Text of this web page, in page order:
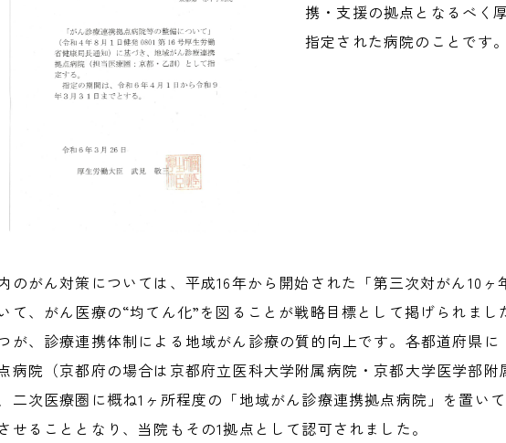
携・支援の拠点となるべく
指定された病院のことです。
のがん対策については、平成16年から開始された「第三次対がん10ヶ
て、がん医療の“均てん化”を図ることが戦略目標として掲げられまし
が、診療連携体制による地域がん診療の質的向上です。各都道府県に
病院（京都府の場合は京都府立医科大学附属病院・京都大学医学部附
二次医療圏に概ね1ヶ所程度の「地域がん診療連携拠点病院」を置い
せることとなり、当院もその1拠点として認可されました。